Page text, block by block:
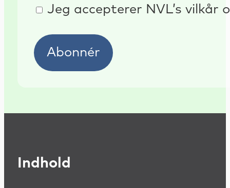
Jeg accepterer NVL’s vilkår
Abonnér
Indhold